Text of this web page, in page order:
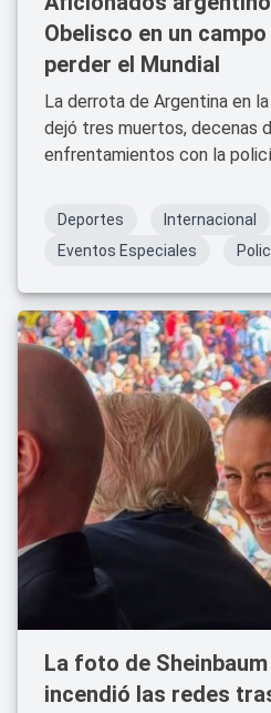
Obelisco en un
perder el Mundial
La derrota de Argentina en
dejó tres muertos, decenas
enfrentamientos con la
Deportes
Internacional
Eventos Especiales
La foto de
incendió las redes